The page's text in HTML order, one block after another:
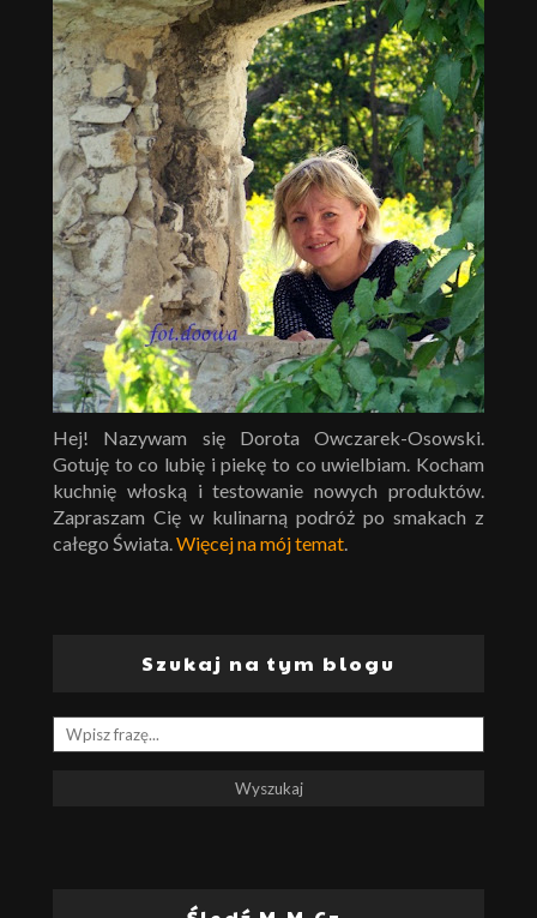
Hej! Nazywam się Dorota Owczarek-Osowski.
Gotuję to co lubię i piekę to co uwielbiam. Kocham
kuchnię włoską i testowanie nowych produktów.
Zapraszam Cię w kulinarną podróż po smakach z
całego Świata.Więcej na mój temat.
Szukaj na tym blogu